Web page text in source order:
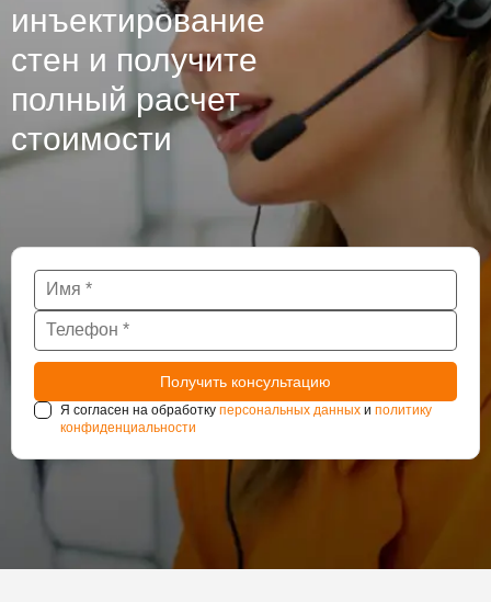
инъектирование
стен и получите
полный расчет
стоимости
Я согласен на обработку персональных данных и политику
конфиденциальности